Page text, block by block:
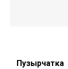
Пузырчатка